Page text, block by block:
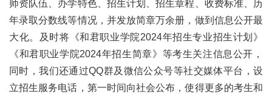
师资队伍、办学特色、招生计划、招生章程、收费标准、历
年录取分数线等情况，并发放简章万余册，做到信息公开最
大化。及时将《和君职业学院2024年招生专业招生计划》
《和君职业学院2024年招生简章》等考生关注信息公开，
同时，我们还通过QQ群及微信公众号等社交媒体平台，设
立招生服务电话，第一时间向社会公布，使得更多的考生和